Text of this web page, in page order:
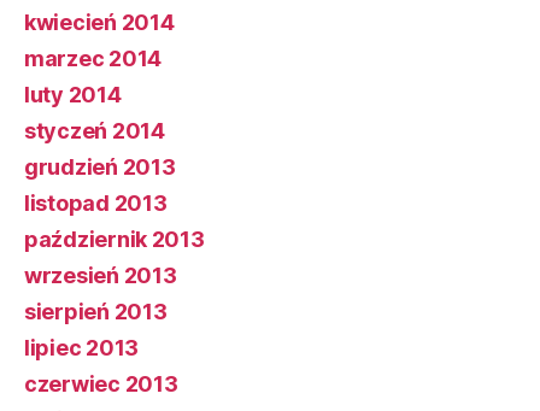
kwiecień 2014
marzec 2014
luty 2014
styczeń 2014
grudzień 2013
listopad 2013
październik 2013
wrzesień 2013
sierpień 2013
lipiec 2013
czerwiec 2013